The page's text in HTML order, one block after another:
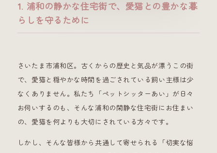
1. 浦和の静かな住宅街で、愛猫との豊かな暮
らしを守るために
さいたま市浦和区。古くからの歴史と気品が漂うこの街
で、愛猫と穏やかな時間を過ごされている飼い主様は少
なくありません。私たち「ペットシッターあい」が日々
お伺いするのも、そんな浦和の閑静な住宅街にお住まい
の、愛猫を何よりも大切にされている方々です。
しかし、そんな皆様から共通して寄せられる「切実な悩